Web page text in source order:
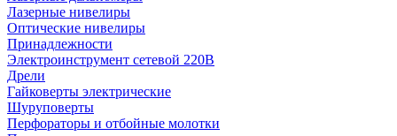
Лазерные нивелиры
Оптические нивелиры
Принадлежности
Электроинструмент сетевой 220В
Дрели
Гайковерты электрические
Шуруповерты
Перфораторы и отбойные молотки